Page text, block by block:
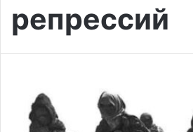
репрессий